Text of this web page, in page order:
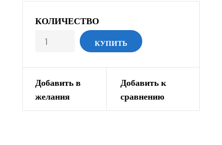
КОЛИЧЕСТВО
Добавить в
желания
Добавить к
сравнению